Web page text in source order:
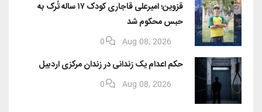
قزوین؛ امیرعلی قاجاری کودک ۱۷ ساله تُرک به
حبس محکوم شد
Aug 08, 2026
0
حکم اعدام یک زندانی در زندان مرکزی اردبیل
Aug 08, 2026
0